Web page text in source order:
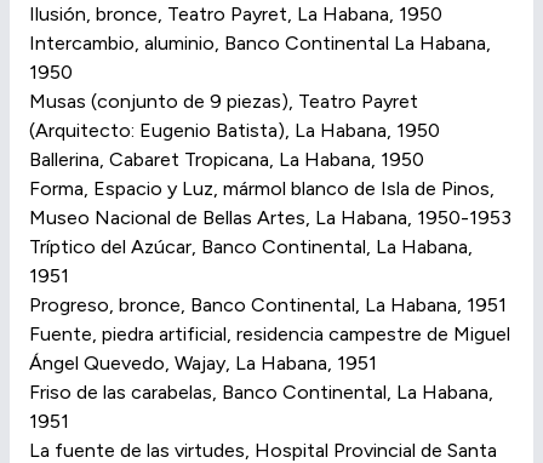
Ilusión, bronce, Teatro Payret, La Habana, 1950
Intercambio, aluminio, Banco Continental La Habana,
1950
Musas (conjunto de 9 piezas), Teatro Payret
(Arquitecto: Eugenio Batista), La Habana, 1950
Ballerina, Cabaret Tropicana, La Habana, 1950
Forma, Espacio y Luz, mármol blanco de Isla de Pinos,
Museo Nacional de Bellas Artes, La Habana, 1950-1953
Tríptico del Azúcar, Banco Continental, La Habana,
1951
Progreso, bronce, Banco Continental, La Habana, 1951
Fuente, piedra artificial, residencia campestre de Miguel
Ángel Quevedo, Wajay, La Habana, 1951
Friso de las carabelas, Banco Continental, La Habana,
1951
La fuente de las virtudes, Hospital Provincial de Santa